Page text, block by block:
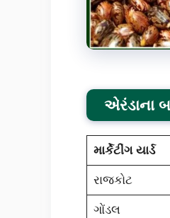
એરંડાના
માર્કેટીંગ યાર્ડ
રાજકોટ
ગોંડલ